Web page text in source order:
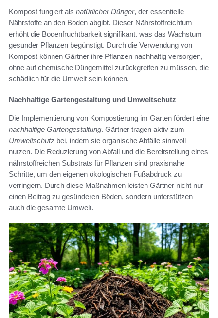
Kompost fungiert als natürlicher Dünger, der essentielle
Nährstoffe an den Boden abgibt. Dieser Nährstoffreichtum
erhöht die Bodenfruchtbarkeit signifikant, was das Wachstum
gesunder Pflanzen begünstigt. Durch die Verwendung von
Kompost können Gärtner ihre Pflanzen nachhaltig versorgen,
ohne auf chemische Düngemittel zurückgreifen zu müssen, die
schädlich für die Umwelt sein können.
Nachhaltige Gartengestaltung und Umweltschutz
Die Implementierung von Kompostierung im Garten fördert eine
nachhaltige Gartengestaltung. Gärtner tragen aktiv zum
Umweltschutz bei, indem sie organische Abfälle sinnvoll
nutzen. Die Reduzierung von Abfall und die Bereitstellung eines
nährstoffreichen Substrats für Pflanzen sind praxisnahe
Schritte, um den eigenen ökologischen Fußabdruck zu
verringern. Durch diese Maßnahmen leisten Gärtner nicht nur
einen Beitrag zu gesünderen Böden, sondern unterstützen
auch die gesamte Umwelt.